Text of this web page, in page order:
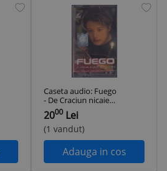
Caseta audio: Fuego
- De Craciun nicaieri
nu-i ca acasa ( 2005 -
SIGILATA )
2000 Lei
(1 vandut)
Adauga in cos